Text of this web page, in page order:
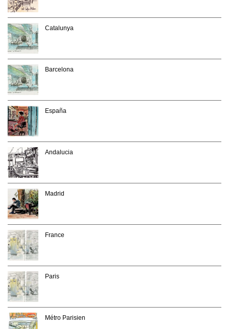
Catalunya
Barcelona
España
Andalucia
Madrid
France
Paris
Métro Parisien